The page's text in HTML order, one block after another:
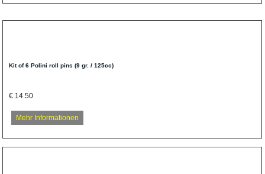
Kit of 6 Polini roll pins (9 gr. / 125cc)
€ 14.50
Mehr Informationen